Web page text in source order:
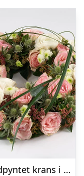
Rundpyntet krans i lyse farver – Blomster til begravelse